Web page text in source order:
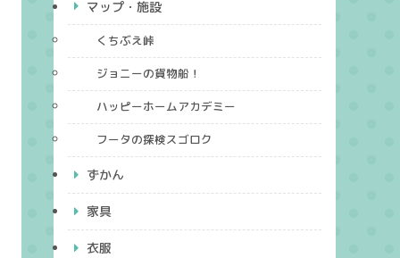
マップ・施設
くちぶえ峠
ジョニーの貨物船！
ハッピーホームアカデミー
フータの探検スゴロク
ずかん
家具
衣服